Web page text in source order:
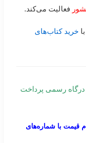
فعالیت می‌کند.
خرید کتاب‌های
درگاه رسمی پرداخت
قیمت با شماره‌های